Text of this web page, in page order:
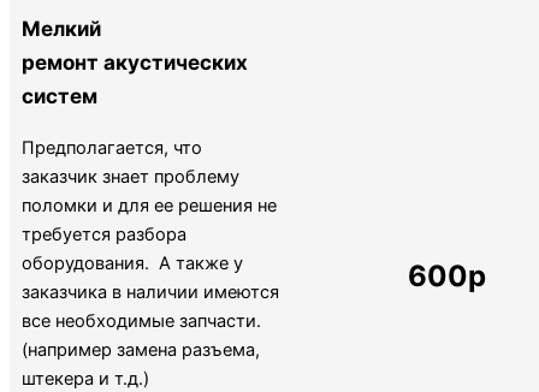
Мелкий
ремонт акустических
систем
Предполагается, что
заказчик знает проблему
поломки и для ее решения не
требуется разбора
оборудования. А также у
заказчика в наличии имеются
все необходимые запчасти.
(например замена разъема,
штекера и т.д.)
600р